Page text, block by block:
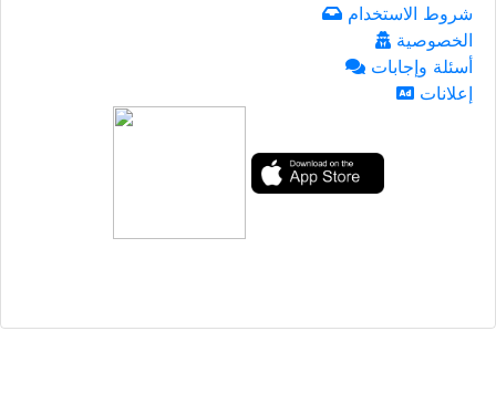
شروط الاستخدام
الخصوصية
أسئلة وإجابات
إعلانات